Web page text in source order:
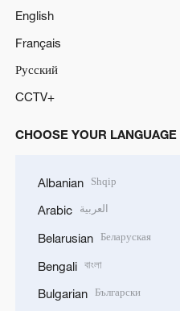
English
Français
Русский
CCTV+
CHOOSE YOUR LANGUAGE
Albanian Shqip
Arabic العربية
Belarusian Беларуская
Bengali বাংলা
Bulgarian Български